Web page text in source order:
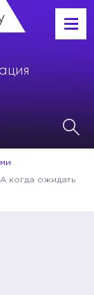
А когда ожидать